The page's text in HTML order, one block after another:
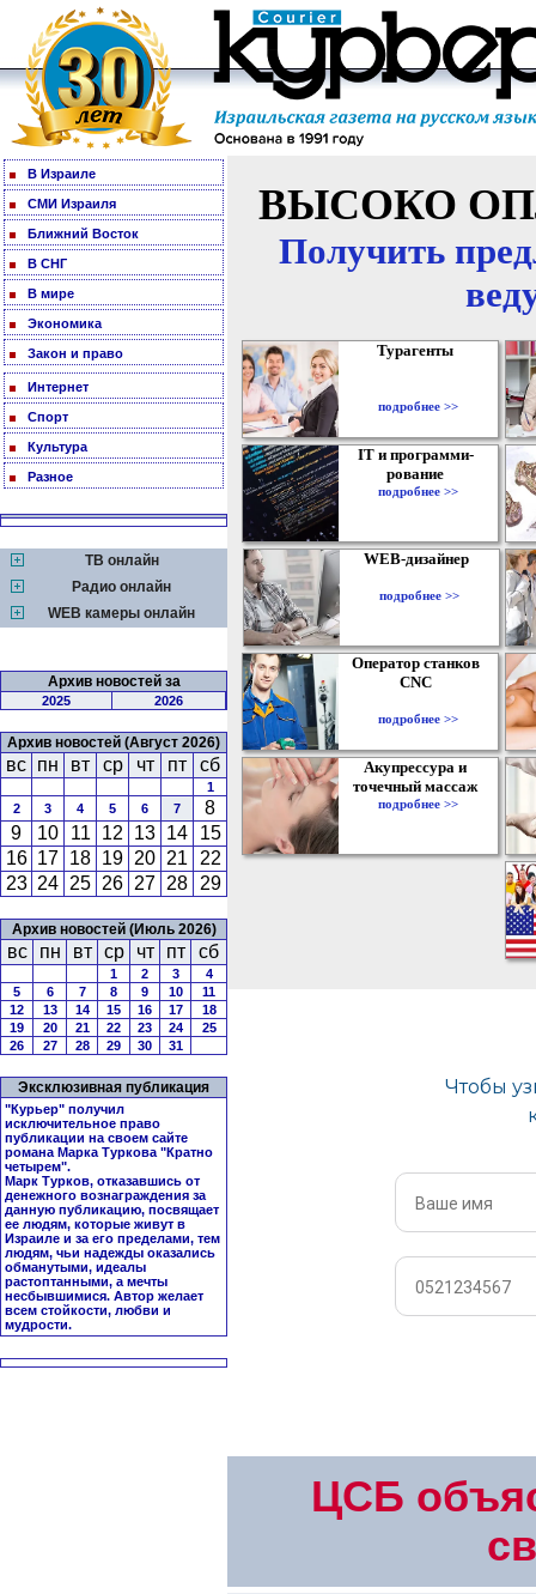
В Израиле
СМИ Израиля
Ближний Восток
В СНГ
В мире
Экономика
Закон и право
Интернет
Спорт
Культура
Разное
ТВ онлайн
Радио онлайн
WEB камеры онлайн
Архив новостей за
2025 2026
Архив новостей (Август 2026)
вс пн вт ср чт пт сб
1
2
3 4 5 6 7
8
9
10 11 12 13 14
15
16 17 18 19 20 21
22
23 24 25 26 27 28 29
Архив новостей (Июль 2026)
вс пн вт ср чт пт сб
1 2 3
4
5
6 7 8 9 10
11
12
13 14 15 16 17
18
19
20 21 22 23 24
25
26
27 28 29 30 31
Эксклюзивная публикация
"Курьер" получил
исключительное право
публикации на своем сайте
романа Марка Туркова "Кратно
четырем".
Марк Турков, отказавшись от
денежного вознаграждения за
данную публикацию, посвящает
ее людям, которые живут в
Израиле и за его пределами, тем
людям, чьи надежды оказались
обманутыми, идеалы
растоптанными, а мечты
несбывшимися. Автор желает
всем стойкости, любви и
мудрости.
ВЫСОКО
Получить
Турагенты
подробнее >>
IT и программи-
рование
подробнее >>
WEB-дизайнер
подробнее >>
Оператор станков
CNC
подробнее >>
Акупрессура и
точечный массаж
подробнее >>
ЦСБ